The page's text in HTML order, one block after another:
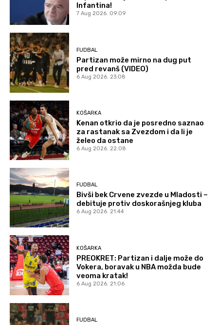
Infantina!
7 Aug 2026. 09:09
FUDBAL
Partizan može mirno na dug put
pred revanš (VIDEO)
6 Aug 2026. 23:08
KOŠARKA
Kenan otkrio da je posredno saznao
za rastanak sa Zvezdom i da li je
želeo da ostane
6 Aug 2026. 22:08
FUDBAL
Bivši bek Crvene zvezde u Mladosti –
debituje protiv doskorašnjeg kluba
6 Aug 2026. 21:44
KOŠARKA
PREOKRET: Partizan i dalje može do
Vokera, boravak u NBA možda bude
veoma kratak!
6 Aug 2026. 21:06
FUDBAL